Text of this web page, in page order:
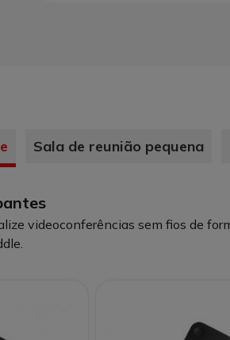
Sala de reunião pequena
videoconferências sem fios de